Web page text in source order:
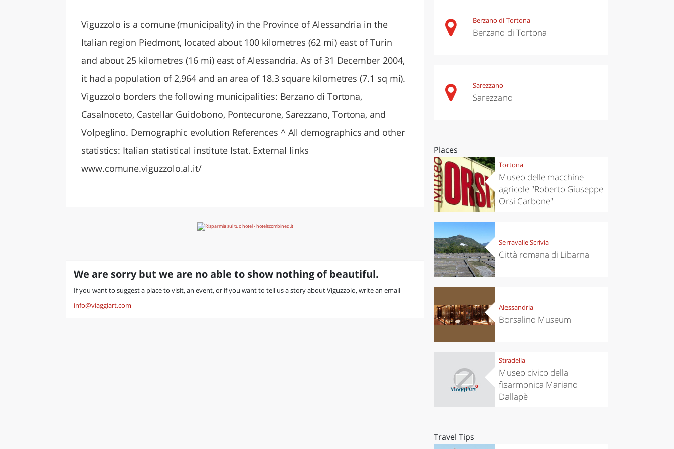
Viguzzolo is a comune (municipality) in the Province of Alessandria in the
Italian region Piedmont, located about 100 kilometres (62 mi) east of Turin
and about 25 kilometres (16 mi) east of Alessandria. As of 31 December 2004,
it had a population of 2,964 and an area of 18.3 square kilometres (7.1 sq mi).
Viguzzolo borders the following municipalities: Berzano di Tortona,
Casalnoceto, Castellar Guidobono, Pontecurone, Sarezzano, Tortona, and
Volpeglino. Demographic evolution References ^ All demographics and other
statistics: Italian statistical institute Istat. External links
www.comune.viguzzolo.al.it/
We are sorry but we are no able to show nothing of beautiful.
If you want to suggest a place to visit, an event, or if you want to tell us a story about Viguzzolo, write an email
info@viaggiart.com
Berzano di Tortona
Berzano di Tortona
Sarezzano
Sarezzano
Places
Tortona
Museo delle macchine
agricole "Roberto Giuseppe
Orsi Carbone"
Serravalle Scrivia
Città romana di Libarna
Alessandria
Borsalino Museum
Stradella
Museo civico della
fisarmonica Mariano
Dallapè
Travel Tips